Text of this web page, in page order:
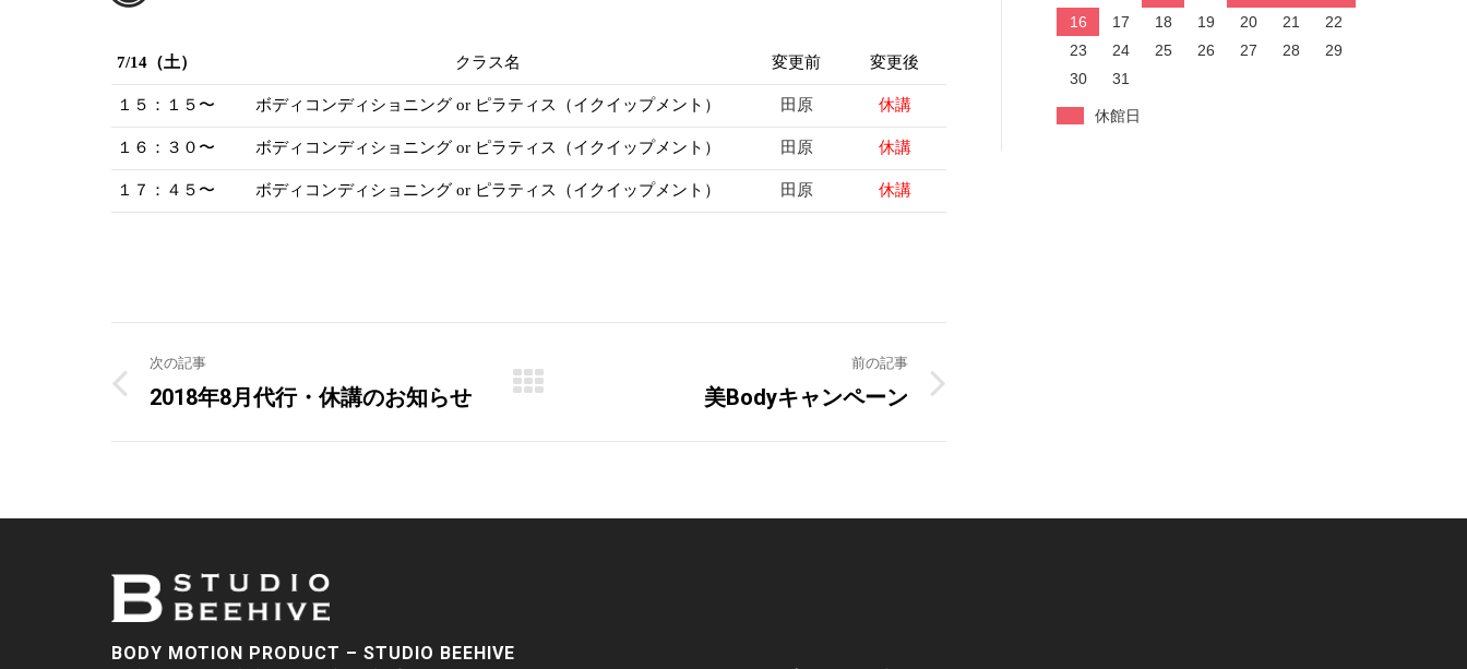
7/14（土） クラス名 変更前 変更後
１５：１５〜 ボディコンディショニング or ピラティス（イクイップメント） 田原 休講
１６：３０〜 ボディコンディショニング or ピラティス（イクイップメント） 田原 休講
１７：４５〜 ボディコンディショニング or ピラティス（イクイップメント） 田原 休講
Post
navigation
次の記事
Previous
2018年8月代行・休講のお知らせ
前の記事
美Bodyキャンペーン
16
17 18 19 20 21
22
23
24 25 26 27 28
29
30
31
休館日
BODY MOTION PRODUCT – STUDIO BEEHIVE